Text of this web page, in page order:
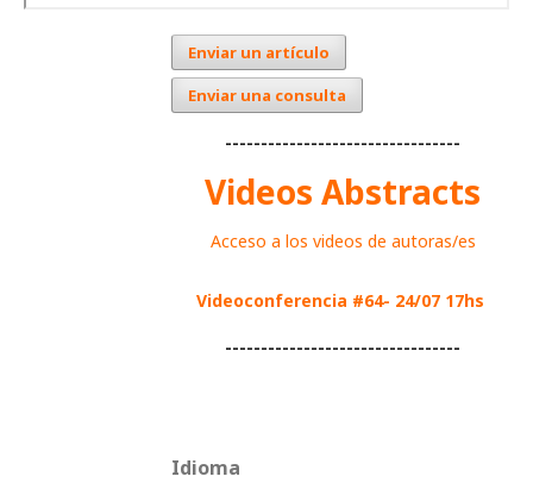
Enviar un artículo
Enviar una consulta
---------------------------------
Videos Abstracts
Acceso a los videos de autoras/es
Videoconferencia #64- 24/07 17hs
---------------------------------
Idioma